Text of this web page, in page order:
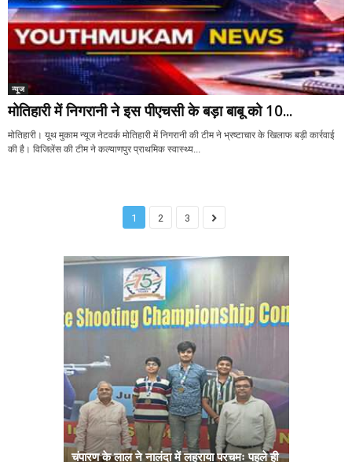
न्यूज
मोतिहारी में निगरानी ने इस पीएचसी के बड़ा बाबू को 10...
मोतिहारी। यूथ मुकाम न्यूज नेटवर्क मोतिहारी में निगरानी की टीम ने भ्रष्टाचार के खिलाफ बड़ी कार्रवाई
की है। विजिलेंस की टीम ने कल्याणपुर प्राथमिक स्वास्थ्य...
1 2 3
चंपारण के लाल ने नालंदा में लहराया परचमः पहले ही